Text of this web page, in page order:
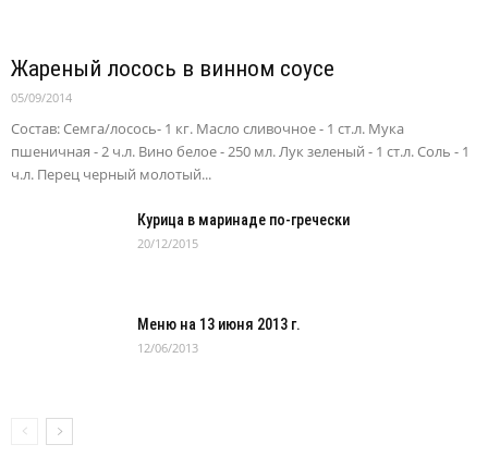
Жареный лосось в винном соусе
05/09/2014
Состав: Семга/лосось- 1 кг. Масло сливочное - 1 ст.л. Мука
пшеничная - 2 ч.л. Вино белое - 250 мл. Лук зеленый - 1 ст.л. Соль - 1
ч.л. Перец черный молотый...
Курица в маринаде по-гречески
20/12/2015
Меню на 13 июня 2013 г.
12/06/2013